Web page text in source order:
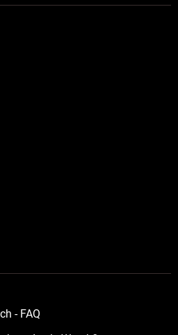
- FAQ